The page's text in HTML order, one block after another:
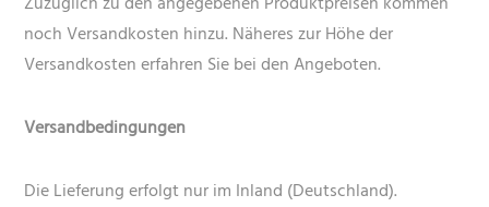
noch Versandkosten hinzu. Näheres zur Höhe der
Versandkosten erfahren Sie bei den Angeboten.
Versandbedingungen
Die Lieferung erfolgt nur im Inland (Deutschland).